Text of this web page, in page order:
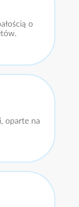
o
oparte na